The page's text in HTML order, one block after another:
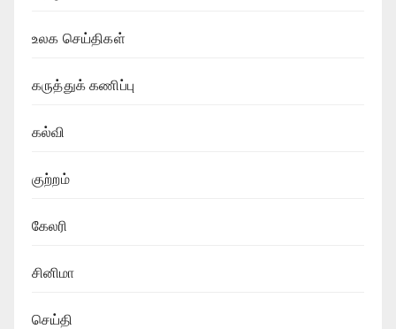
உலக செய்திகள்
கருத்துக் கணிப்பு
கல்வி
குற்றம்
கேலரி
சினிமா
செய்தி